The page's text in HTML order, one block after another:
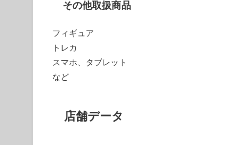
その他取扱商品
フィギュア
トレカ
スマホ、タブレット
など
店舗データ